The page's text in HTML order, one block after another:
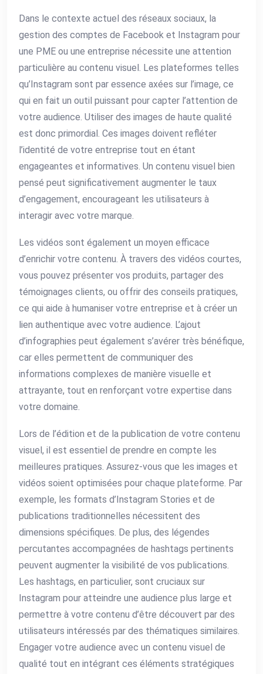
Dans le contexte actuel des réseaux sociaux, la
gestion des comptes de Facebook et Instagram pour
une PME ou une entreprise nécessite une attention
particulière au contenu visuel. Les plateformes telles
qu’Instagram sont par essence axées sur l’image, ce
qui en fait un outil puissant pour capter l’attention de
votre audience. Utiliser des images de haute qualité
est donc primordial. Ces images doivent refléter
l’identité de votre entreprise tout en étant
engageantes et informatives. Un contenu visuel bien
pensé peut significativement augmenter le taux
d’engagement, encourageant les utilisateurs à
interagir avec votre marque.
Les vidéos sont également un moyen efficace
d’enrichir votre contenu. À travers des vidéos courtes,
vous pouvez présenter vos produits, partager des
témoignages clients, ou offrir des conseils pratiques,
ce qui aide à humaniser votre entreprise et à créer un
lien authentique avec votre audience. L’ajout
d’infographies peut également s’avérer très bénéfique,
car elles permettent de communiquer des
informations complexes de manière visuelle et
attrayante, tout en renforçant votre expertise dans
votre domaine.
Lors de l’édition et de la publication de votre contenu
visuel, il est essentiel de prendre en compte les
meilleures pratiques. Assurez-vous que les images et
vidéos soient optimisées pour chaque plateforme. Par
exemple, les formats d’Instagram Stories et de
publications traditionnelles nécessitent des
dimensions spécifiques. De plus, des légendes
percutantes accompagnées de hashtags pertinents
peuvent augmenter la visibilité de vos publications.
Les hashtags, en particulier, sont cruciaux sur
Instagram pour atteindre une audience plus large et
permettre à votre contenu d’être découvert par des
utilisateurs intéressés par des thématiques similaires.
Engager votre audience avec un contenu visuel de
qualité tout en intégrant ces éléments stratégiques